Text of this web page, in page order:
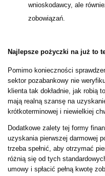
wnioskodawcy, ale
zobowiązań.
Najlepsze pożyczki na już to
Pomimo konieczności
sektor pozabankowy nie
klienta tak dokładnie, jak robią
mają realną szansę na
krótkoterminowej i niewielkiej
Dodatkowe zalety tej formy
uzyskania pierwszej darmowej
trzeba spełnić, aby otrzymać
różnią się od tych
umowy i spłacić pełną kwotę